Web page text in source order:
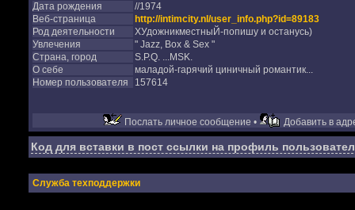
Дата рождения
//1974
Веб-страница
http://intimcity.nl/user_info.php?id=89183
Род деятельности
ХУдожникместныЙ-попишу и останусь)
Увлечения
" Jazz, Box & Sex "
Страна, город
S.P.Q. ...MSK.
О себе
маладой-гарячий циничный романтик...
Номер пользователя
157614
Послать личное сообщение • Добавить в
Код для вставки в пост ссылки на профиль
Служба техподдержки